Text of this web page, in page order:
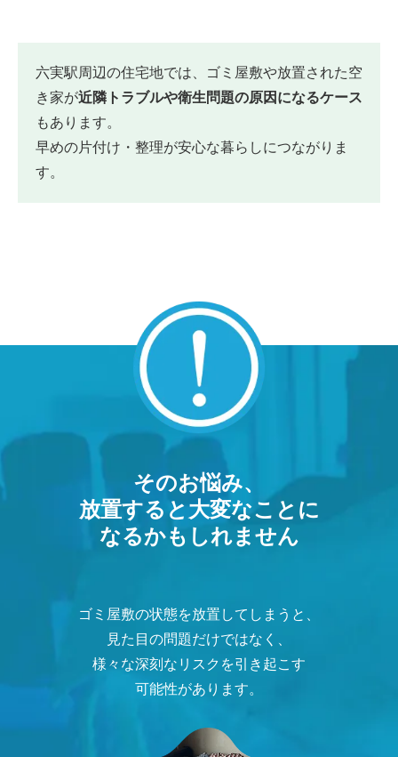
六実駅周辺の住宅地では、ゴミ屋敷や放置された空
き家が近隣トラブルや衛生問題の原因になるケース
もあります。
早めの片付け・整理が安心な暮らしにつながりま
す。
そのお悩み、
放置すると大変なことに
なるかもしれません
ゴミ屋敷の状態を放置してしまうと、
見た目の問題だけではなく、
様々な深刻なリスクを引き起こす
可能性があります。